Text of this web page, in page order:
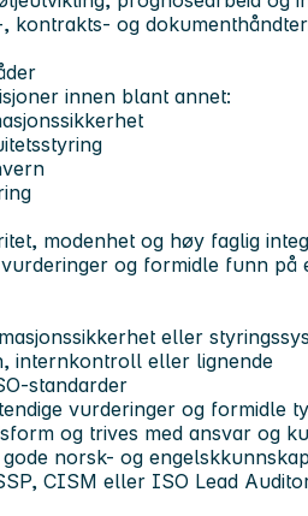
kontrakts- og
innen blant annet:
modenhet og høy faglig
og formidle funn
eller
internkontroll eller lignende
standarder
vurderinger og formidle
og trives med ansvar og
norsk- og
CISM eller ISO Lead